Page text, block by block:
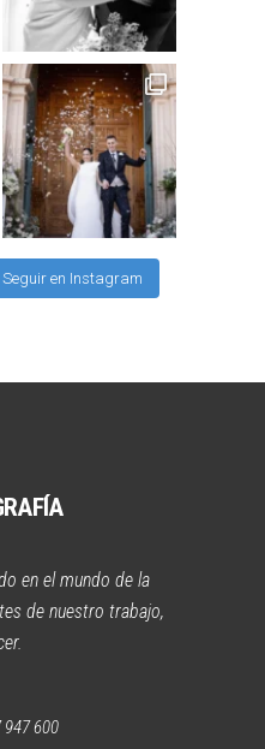
Seguir en Instagram
en el mundo de la
de nuestro trabajo,
947 600